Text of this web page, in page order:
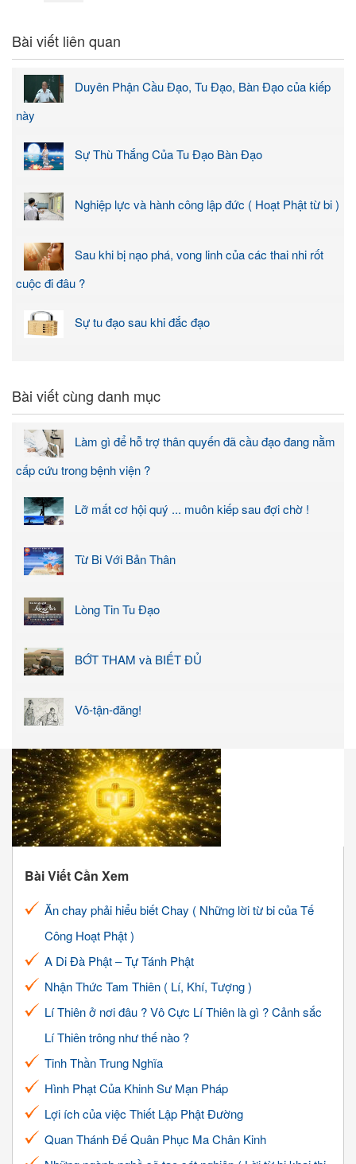
Bài viết liên quan
Duyên Phận Cầu Đạo, Tu Đạo, Bàn Đạo của kiếp
này
Sự Thù Thắng Của Tu Đạo Bàn Đạo
Nghiệp lực và hành công lập đức ( Hoạt Phật từ bi )
Sau khi bị nạo phá, vong linh của các thai nhi rốt
cuộc đi đâu ?
Sự tu đạo sau khi đắc đạo
Bài viết cùng danh mục
Làm gì để hỗ trợ thân quyến đã cầu đạo đang nằm
cấp cứu trong bệnh viện ?
Lỡ mất cơ hội quý ... muôn kiếp sau đợi chờ !
Từ Bi Với Bản Thân
Lòng Tin Tu Đạo
BỚT THAM và BIẾT ĐỦ
Vô-tận-đăng!
Bài Viết Cần Xem
Ăn chay phải hiểu biết Chay ( Những lời từ bi của Tế
Công Hoạt Phật )
A Di Đà Phật – Tự Tánh Phật
Nhận Thức Tam Thiên ( Lí, Khí, Tượng )
Lí Thiên ở nơi đâu ? Vô Cực Lí Thiên là gì ? Cảnh sắc
Lí Thiên trông như thế nào ?
Tinh Thần Trung Nghĩa
Hình Phạt Của Khinh Sư Mạn Pháp
Lợi ích của việc Thiết Lập Phật Đường
Quan Thánh Đế Quân Phục Ma Chân Kinh